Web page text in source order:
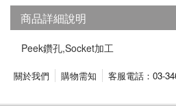
商品詳細說明
Peek鑽孔,Socket加工
關於我們 購物需知 客服電話：03-